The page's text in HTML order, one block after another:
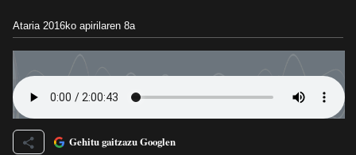
Ataria 2016ko apirilaren 8a
Gehitu gaitzazu Googlen